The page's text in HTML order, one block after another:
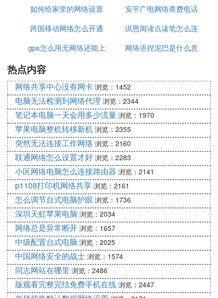
回事
网络
如何给家里的网络设置
上网限制
安平广电网络查费电话
是多少
跨国移动网络怎么开通
洪恩阅读点读笔怎么连
接网络
gps怎么用无网络还能上
网络语捏泥巴是什么意
热点内容
网络共享中心没有网卡 浏览：1452
电脑无法检测到网络代理 浏览：2344
笔记本电脑一天会用多少流量 浏览：1970
苹果电脑整机转移新机 浏览：2355
突然无法连接工作网络 浏览：2160
联通网络怎么设置才好 浏览：2283
小区网络电脑怎么连接路由器 浏览：2141
p1108打印机网络共享 浏览：2161
怎么调节台式电脑护眼 浏览：1736
深圳天虹苹果电脑 浏览：2034
网络总是异常断开 浏览：1657
中级配置台式电脑 浏览：2025
中国网络安全的战士 浏览：1574
同志网站在哪里 浏览：2486
版观看完整完结免费手机在线 浏览：2447